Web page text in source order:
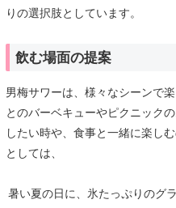
りの選択肢としています。
飲む場面の提案
男梅サワーは、様々なシーンで
とのバーベキューやピクニック
したい時や、食事と一緒に楽し
としては、
暑い夏の日に、氷たっぷりのグ